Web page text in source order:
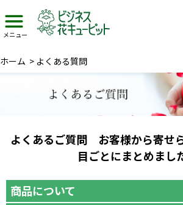
メニュー
ホーム > よくある質問
よくあるご質問 お客様から寄せ
目ごとにまとめまし
商品について